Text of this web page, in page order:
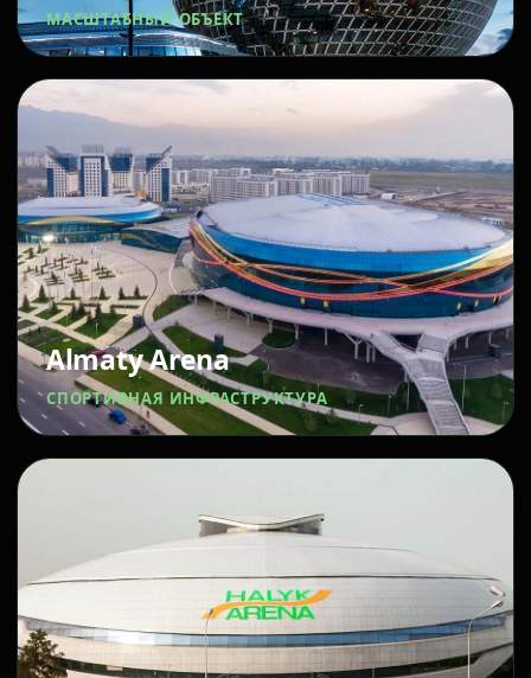
МАСШТАБНЫЙ ОБЪЕКТ
Almaty Arena
СПОРТИВНАЯ ИНФРАСТРУКТУРА